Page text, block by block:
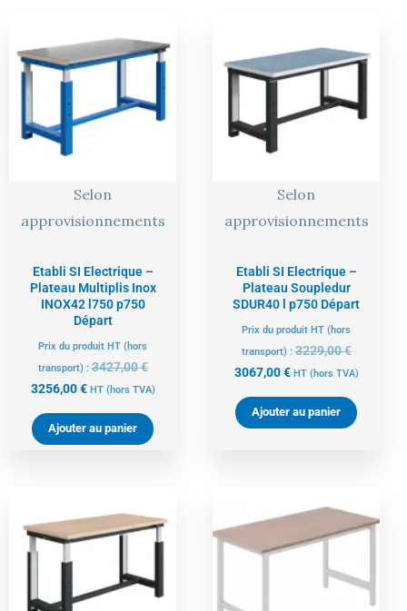
Selon
approvisionnements
Etabli SI Electrique –
Plateau Multiplis Inox
INOX42 l750 p750
Départ
Prix du produit HT (hors
transport) :3427,00€
prix
initial
3427,00 €.
3256,00€
prix
actuel
3256,00 €.
HT (hors TVA)
Ajouter au panier
Selon
approvisionnements
Etabli SI Electrique –
Plateau Soupledur
SDUR40 l p750 Départ
Prix du produit HT (hors
transport) :3229,00€
initial
3229,00
3067,00€
actuel
3067,00 €.
HT (hors TVA)
Ajouter au panier
prix
3062,00 €.
prix
actuel
2909,00 €.
prix
initial
313,00 €.
prix
actuel
est :
297,00 €.